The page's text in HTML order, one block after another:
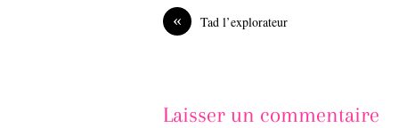
o
k
I
« Tad l’explorateur
Laisser un commentaire